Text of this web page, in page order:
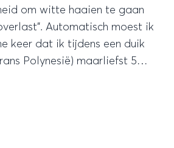
om witte haaien te gaan
Automatisch moest ik
keer dat ik tijdens een duik
Polynesië) maarliefst 5